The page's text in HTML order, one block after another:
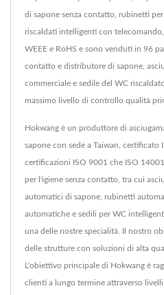
di sapone senza contatto, rubinetti
riscaldati intelligenti con
WEEE e RoHS e sono venduti in 96
contatto e distributore di sapone,
commerciale e sedile del WC
massimo livello di controllo qualità
Hokwang è un produttore di
sapone con sede a Taiwan, certificato
certificazioni ISO 9001 che ISO
per l'igiene senza contatto, tra cui
automatici di sapone, rubinetti
automatiche e sedili per WC
una delle nostre specialità. Il nostro
delle strutture con soluzioni di alta
L'obiettivo principale di Hokwang è
clienti a lungo termine attraverso